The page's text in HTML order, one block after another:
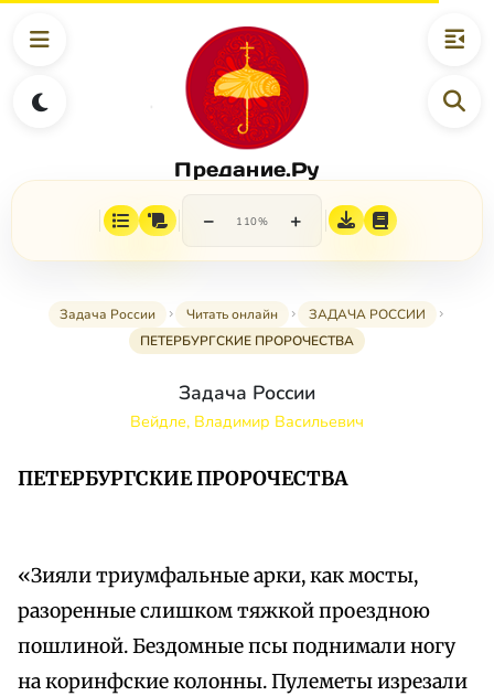
Предание.Ру
− 110% +
Задача России Читать онлайн
ЗАДАЧА РОССИИ
ПЕТЕРБУРГСКИЕ ПРОРОЧЕСТВА
Задача России
Вейдле, Владимир Васильевич
ПЕТЕРБУРГСКИЕ ПРОРОЧЕСТВА
«Зияли триумфальные арки, как мосты,
разоренные слишком тяжкой проездною
пошлиной. Бездомные псы поднимали ногу
на коринфские колонны. Пулеметы изрезали